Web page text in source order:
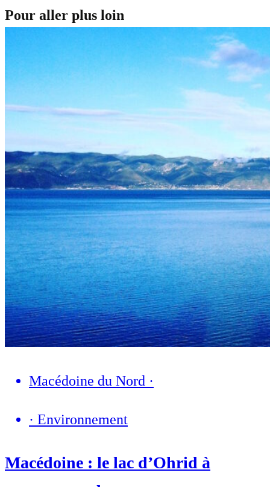
Pour aller plus loin
Macédoine du Nord ·
· Environnement
Macédoine : le lac d’Ohrid à